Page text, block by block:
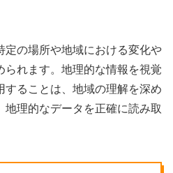
定の場所や地域における変化や
られます。地理的な情報を視覚
することは、地域の理解を深め
地理的なデータを正確に読み取